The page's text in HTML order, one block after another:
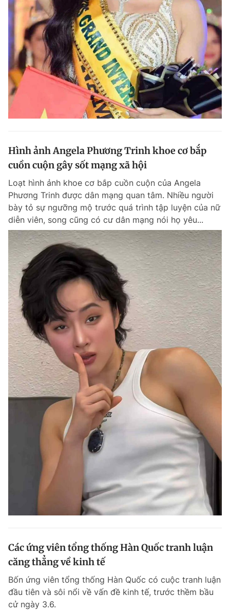
Hình ảnh Angela Phương Trinh khoe cơ bắp
cuồn cuộn gây sốt mạng xã hội
Loạt hình ảnh khoe cơ bắp cuồn cuộn của Angela
Phương Trinh được dân mạng quan tâm. Nhiều người
bày tỏ sự ngưỡng mộ trước quá trình tập luyện của nữ
diễn viên, song cũng có cư dân mạng nói họ yêu...
Các ứng viên tổng thống Hàn Quốc tranh luận
căng thẳng về kinh tế
Bốn ứng viên tổng thống Hàn Quốc có cuộc tranh luận
đầu tiên và sôi nổi về vấn đề kinh tế, trước thềm bầu
cử ngày 3.6.